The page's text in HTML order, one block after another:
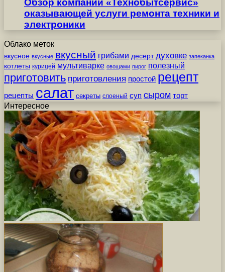
Обзор компании «Технобытсервис»
оказывающей услуги ремонта техники и
электроники
Облако меток
вкусное вкусные вкусный грибами десерт духовке запеканка
котлеты курицей мультиварке овощами пирог полезный
приготовить приготовления простой рецепт
рецепты салат секреты слоеный суп сыром торт
Интересное